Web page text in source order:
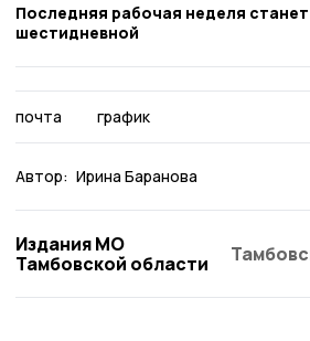
Последняя рабочая неделя
шестидневной
почта график
Автор: Ирина Баранова
Издания МО
Тамбовской области